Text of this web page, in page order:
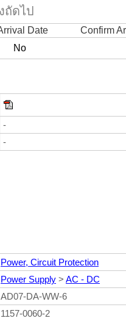
ถัดไป
Date
Confirm
No
-
-
Power, Circuit Protection
Power Supply > AC - DC
AD07-DA-WW-6
1157-0060-2